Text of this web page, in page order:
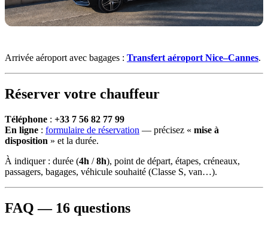
Arrivée aéroport avec bagages : Transfert aéroport Nice–Cannes.
Réserver votre chauffeur
Téléphone : +33 7 56 82 77 99
En ligne : formulaire de réservation — précisez « mise à
disposition » et la durée.
À indiquer : durée (4h /8h), point de départ, étapes, créneaux,
passagers, bagages, véhicule souhaité (Classe S, van…).
FAQ — 16 questions